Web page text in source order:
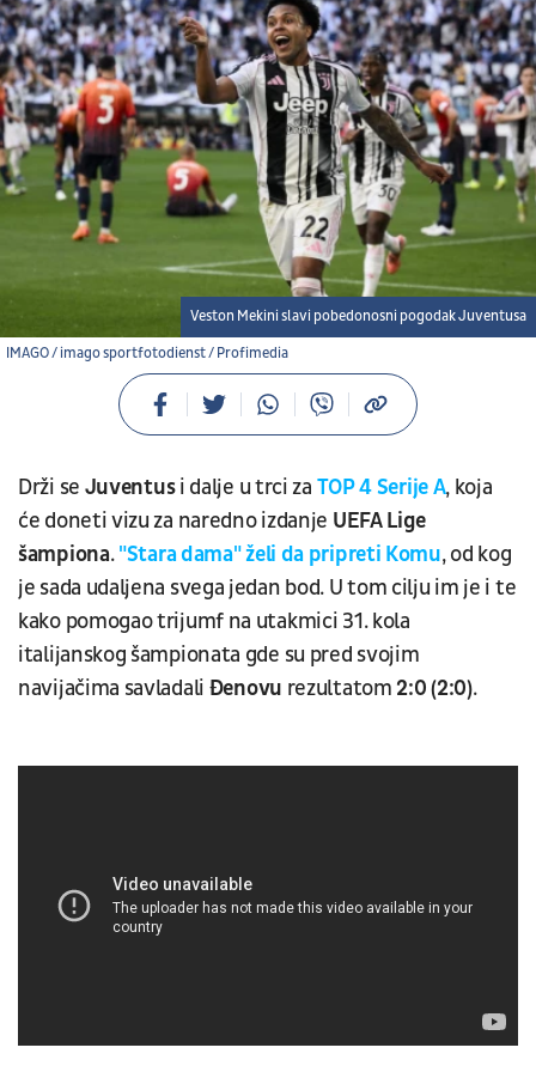
IMAGO / imago sportfotodienst / Profimedia
Veston Mekini slavi pobedonosni pogodak Juventusa
Drži se Juventusi dalje u trci za TOP 4 Serije A, koja
će doneti vizu za naredno izdanje UEFA Lige
šampiona."Stara dama" želi da pripreti Komu, od kog
je sada udaljena svega jedan bod. U tom cilju im je i te
kako pomogao trijumf na utakmici 31. kola
italijanskog šampionata gde su pred svojim
navijačima savladali Đenovu rezultatom 2:0 (2:0).